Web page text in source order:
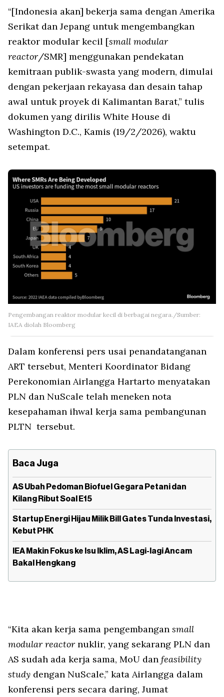
“[Indonesia akan] bekerja sama dengan Amerika
Serikat dan Jepang untuk mengembangkan
reaktor modular kecil [small modular
reactor/SMR] menggunakan pendekatan
kemitraan publik-swasta yang modern, dimulai
dengan pekerjaan rekayasa dan desain tahap
awal untuk proyek di Kalimantan Barat,” tulis
dokumen yang dirilis White House di
Washington D.C., Kamis (19/2/2026), waktu
setempat.
Pengembangan reaktor modular kecil di berbagai negara./Sumber:
IAEA diolah Bloomberg
Dalam konferensi pers usai penandatanganan
ART tersebut, Menteri Koordinator Bidang
Perekonomian Airlangga Hartarto menyatakan
PLN dan NuScale telah meneken nota
kesepahaman ihwal kerja sama pembangunan
PLTN tersebut.
Baca Juga
AS Ubah Pedoman Biofuel Gegara Petani dan
Kilang Ribut Soal E15
Startup Energi Hijau Milik Bill Gates Tunda Investasi,
Kebut PHK
IEA Makin Fokus ke Isu Iklim, AS Lagi-lagi Ancam
Bakal Hengkang
“Kita akan kerja sama pengembangan small
modular reactor nuklir, yang sekarang PLN dan
AS sudah ada kerja sama, MoU dan feasibility
study dengan NuScale,” kata Airlangga dalam
konferensi pers secara daring, Jumat